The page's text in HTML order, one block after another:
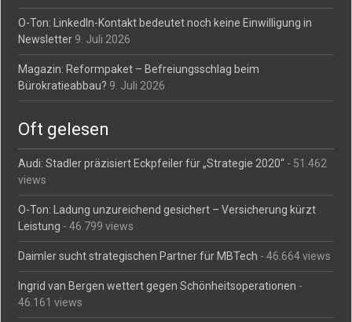
O-Ton: LinkedIn-Kontakt bedeutet noch keine Einwilligung in
Newsletter 9. Juli 2026
Magazin: Reformpaket – Befreiungsschlag beim
Bürokratieabbau? 9. Juli 2026
Oft gelesen
Audi: Stadler präzisiert Eckpfeiler für „Strategie 2020“ - 51.462
views
O-Ton: Ladung unzureichend gesichert – Versicherung kürzt
Leistung - 46.799 views
Daimler sucht strategischen Partner für MBTech - 46.664 views
Ingrid van Bergen wettert gegen Schönheitsoperationen -
46.161 views